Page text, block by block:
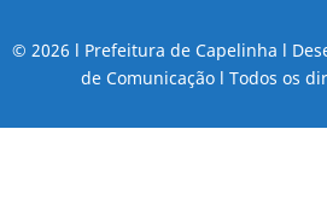
© 2026 l Prefeitura de Capelinha l
de Comunicação l Todos os